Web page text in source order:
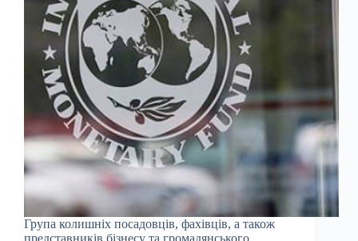
Група колишніх посадовців, фахівців, а також